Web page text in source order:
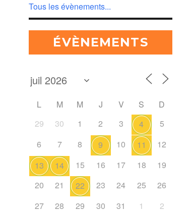
Tous les évènements...
ÉVÈNEMENTS
L M M J V S
D
29
30 1 2 3 4
5
6
7 8 9 10 11
12
13
14 15 16 17 18
19
20
21 22 23 24 25
26
27
28 29 30 31 1 2